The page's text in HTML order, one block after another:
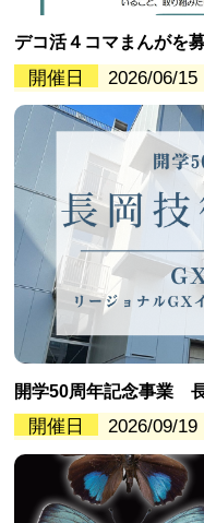
デコ活４コマまんがを
開催日 2026/06/
開学50周年記念事業
開催日 2026/09/19